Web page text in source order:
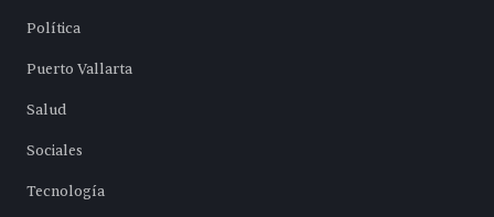
Política
Puerto Vallarta
Salud
Sociales
Tecnología